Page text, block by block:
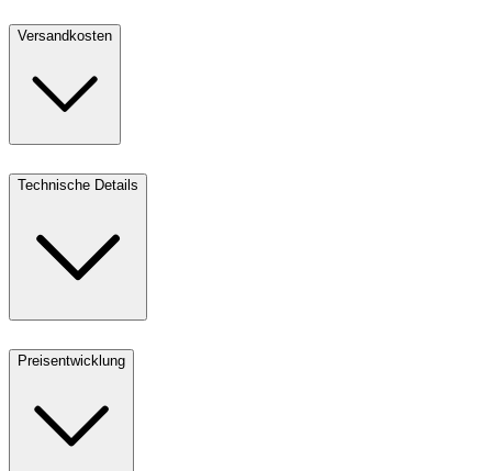
Versandkosten
Technische Details
Preisentwicklung